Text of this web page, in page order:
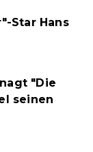
Star Hans
"Die
seinen